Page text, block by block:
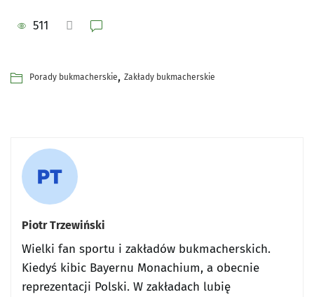
511
Porady bukmacherskie, Zakłady bukmacherskie
Piotr Trzewiński
Wielki fan sportu i zakładów bukmacherskich.
Kiedyś kibic Bayernu Monachium, a obecnie
reprezentacji Polski. W zakładach lubię